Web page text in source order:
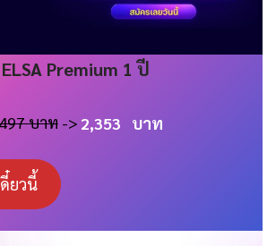
ELSA Premium 1 ปี
บาท-> 2,353 บาท
ยวนี้